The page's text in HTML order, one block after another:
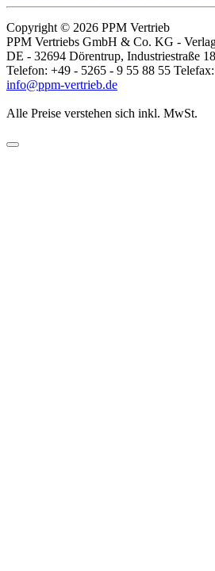
Copyright © 2026 PPM Vertrieb
PPM Vertriebs GmbH & Co. KG -
DE - 32694 Dörentrup, Industriestraße 18
Telefon: +49 - 5265 - 9 55 88 55
info@ppm-vertrieb.de
Alle Preise verstehen sich inkl. MwSt.